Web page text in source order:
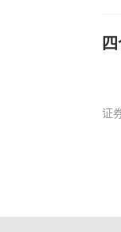
证